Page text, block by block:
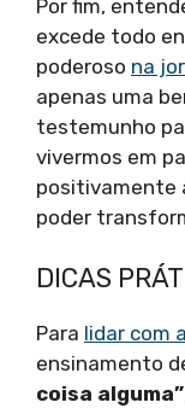
Por fim,
excede todo
poderoso na
apenas uma
testemunho
vivermos em
positivamente
poder
DICAS
Para lidar com
ensinamento
coisa alguma”